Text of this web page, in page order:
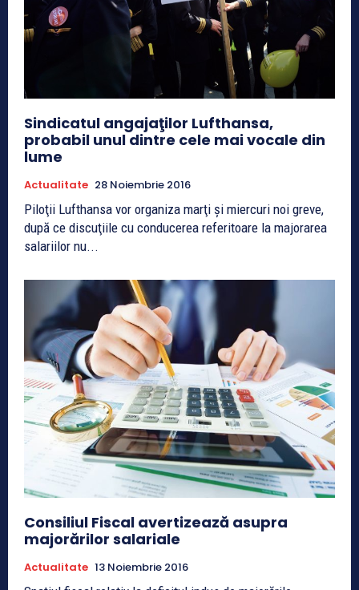
Sindicatul angajaţilor Lufthansa,
probabil unul dintre cele mai vocale din
lume
Actualitate 28 Noiembrie 2016
Piloţii Lufthansa vor organiza marţi şi miercuri noi greve,
după ce discuţiile cu conducerea referitoare la majorarea
salariilor nu...
Consiliul Fiscal avertizează asupra
majorărilor salariale
Actualitate 13 Noiembrie 2016